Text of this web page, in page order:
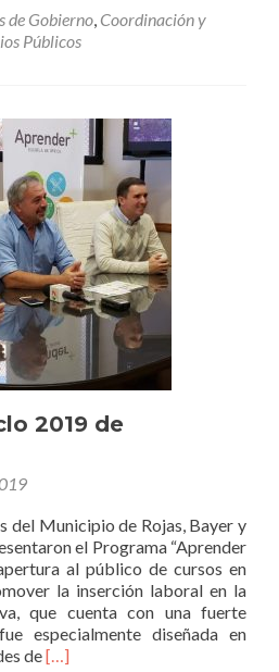
de Gobierno, Coordinación y
Públicos
2019 de
del Municipio de Rojas, Bayer y
el Programa “Aprender
al público de cursos en
la inserción laboral en la
que cuenta con una fuerte
especialmente diseñada en
deLeer
[…]